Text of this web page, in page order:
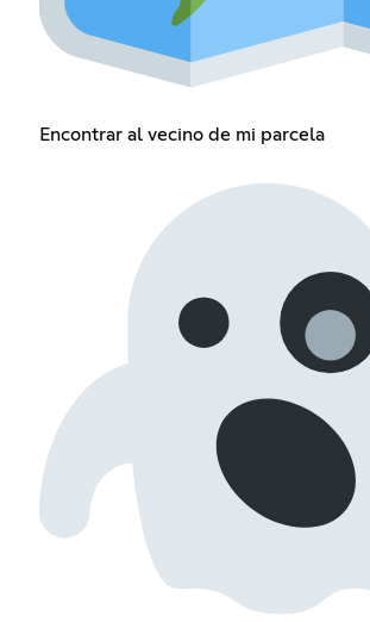
Encontrar al vecino de mi parcela